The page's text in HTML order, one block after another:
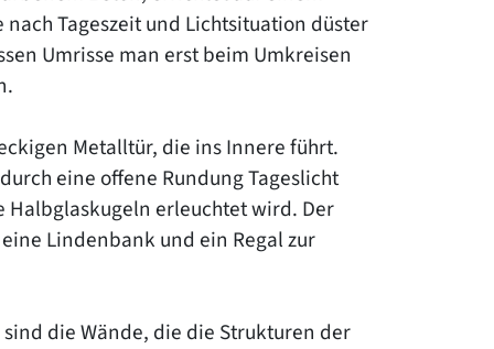
Tageszeit und Lichtsituation düster
Umrisse man erst beim Umkreisen
Metalltür, die ins Innere führt.
eine offene Rundung Tageslicht
erleuchtet wird. Der
Lindenbank und ein Regal zur
die Wände, die die Strukturen der